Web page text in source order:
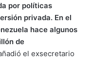
por políticas
privada. En el
hace algunos
de
el exsecretario